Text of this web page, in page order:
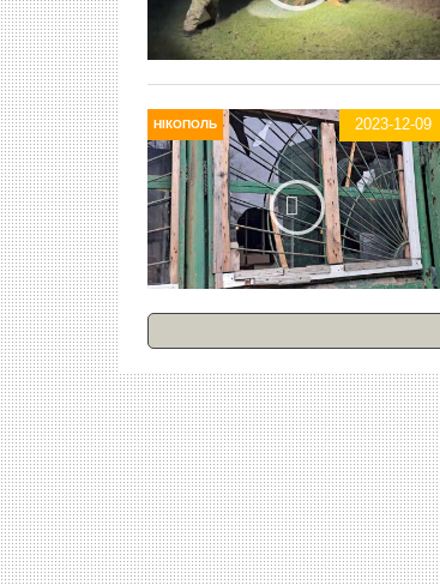
НІКОПОЛЬ 2023-12-09